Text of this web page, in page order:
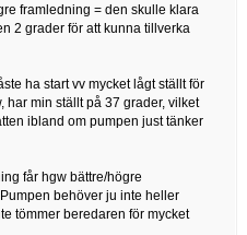
framledning = den skulle klara
2 grader för att kunna tillverka
ha start vv mycket lågt ställt för
har min ställt på 37 grader, vilket
ibland om pumpen just tänker
får hgw bättre/högre
behöver ju inte heller
tömmer beredaren för mycket